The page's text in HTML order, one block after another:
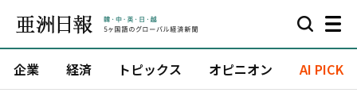
企業 経済 トピックス オピニオン AI PICK